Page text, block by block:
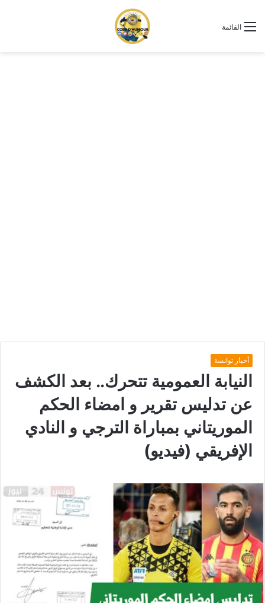
القائمة
أخبار توانسة
النيابة العمومية تتحرك.. بعد الكشف
عن تدليس تقرير و امضاء الحكم
الموريتاني بمباراة الترجي و النادي
الإفريقي (فيديو)